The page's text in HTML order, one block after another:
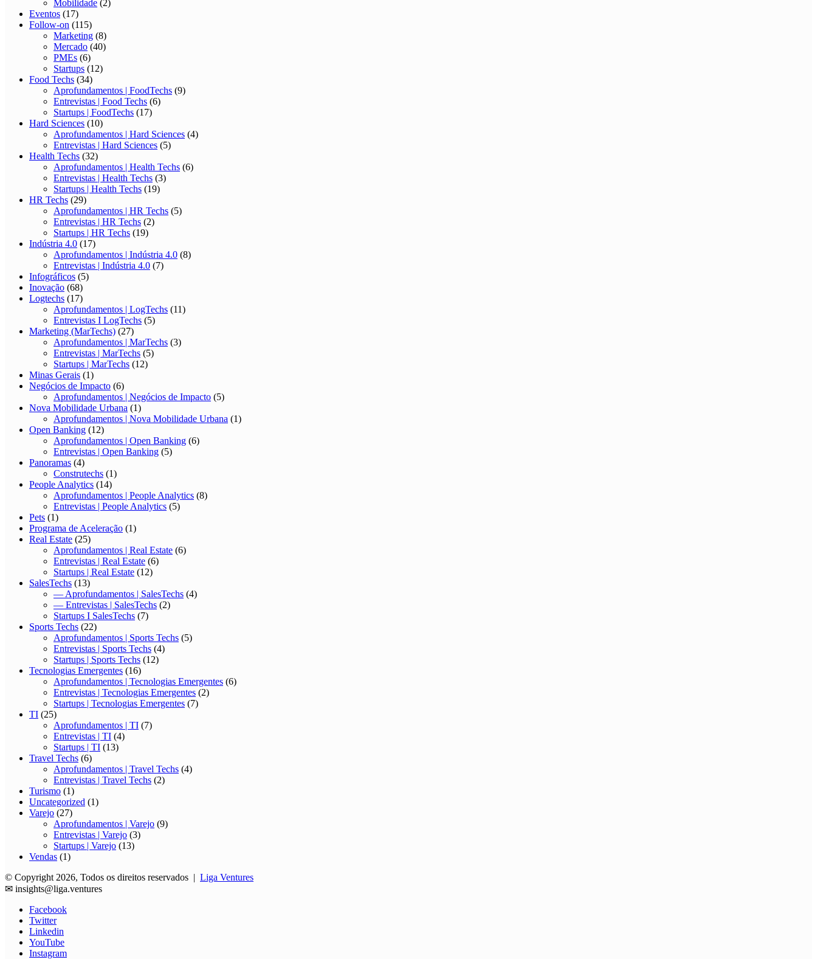
Mobilidade (2)
Eventos (17)
Follow-on (115)
Marketing (8)
Mercado (40)
PMEs (6)
Startups (12)
Food Techs (34)
Aprofundamentos | FoodTechs (9)
Entrevistas | Food Techs (6)
Startups | FoodTechs (17)
Hard Sciences (10)
Aprofundamentos | Hard Sciences (4)
Entrevistas | Hard Sciences (5)
Health Techs (32)
Aprofundamentos | Health Techs (6)
Entrevistas | Health Techs (3)
Startups | Health Techs (19)
HR Techs (29)
Aprofundamentos | HR Techs (5)
Entrevistas | HR Techs (2)
Startups | HR Techs (19)
Indústria 4.0 (17)
Aprofundamentos | Indústria 4.0 (8)
Entrevistas | Indústria 4.0 (7)
Infográficos (5)
Inovação (68)
Logtechs (17)
Aprofundamentos | LogTechs (11)
Entrevistas I LogTechs (5)
Marketing (MarTechs) (27)
Aprofundamentos | MarTechs (3)
Entrevistas | MarTechs (5)
Startups | MarTechs (12)
Minas Gerais (1)
Negócios de Impacto (6)
Aprofundamentos | Negócios de Impacto (5)
Nova Mobilidade Urbana (1)
Aprofundamentos | Nova Mobilidade Urbana (1)
Open Banking (12)
Aprofundamentos | Open Banking (6)
Entrevistas | Open Banking (5)
Panoramas (4)
Construtechs (1)
People Analytics (14)
Aprofundamentos | People Analytics (8)
Entrevistas | People Analytics (5)
Pets (1)
Programa de Aceleração (1)
Real Estate (25)
Aprofundamentos | Real Estate (6)
Entrevistas | Real Estate (6)
Startups | Real Estate (12)
SalesTechs (13)
— Aprofundamentos | SalesTechs (4)
— Entrevistas | SalesTechs (2)
Startups I SalesTechs (7)
Sports Techs (22)
Aprofundamentos | Sports Techs (5)
Entrevistas | Sports Techs (4)
Startups | Sports Techs (12)
Tecnologias Emergentes (16)
Aprofundamentos | Tecnologias Emergentes (6)
Entrevistas | Tecnologias Emergentes (2)
Startups | Tecnologias Emergentes (7)
TI (25)
Aprofundamentos | TI (7)
Entrevistas | TI (4)
Startups | TI (13)
Travel Techs (6)
Aprofundamentos | Travel Techs (4)
Entrevistas | Travel Techs (2)
Turismo (1)
Uncategorized (1)
Varejo (27)
Aprofundamentos | Varejo (9)
Entrevistas | Varejo (3)
Startups | Varejo (13)
Vendas (1)
© Copyright 2026, Todos os direitos reservados | Liga Ventures
✉ insights@liga.ventures
Facebook
Twitter
Linkedin
YouTube
Instagram